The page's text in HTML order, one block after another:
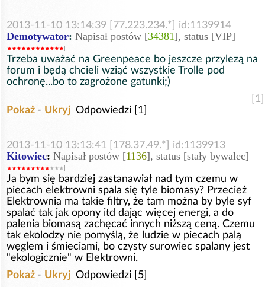
2013-11-10 13:14:39 [77.223.234.*] id:1139914
Demotywator: Napisał postów [34381], status [VIP]
Trzeba uważać na Greenpeace bo jeszcze przylezą na
forum i będą chcieli wziąć wszystkie Trolle pod
ochronę...bo to zagrożone gatunki;)
[1]
Pokaż - Ukryj Odpowiedzi [1]
2013-11-10 13:13:41 [178.37.49.*] id:1139913
Kitowiec: Napisał postów [1136], status [stały bywalec]
Ja bym się bardziej zastanawiał nad tym czemu w
piecach elektrowni spala się tyle biomasy? Przecież
Elektrownia ma takie filtry, że tam można by byle syf
spalać tak jak opony itd dając więcej energi, a do
palenia biomasą zachęcać innych niższą ceną. Czemu
tak ekolodzy nie pomyślą, że ludzie w piecach palą
węglem i śmieciami, bo czysty surowiec spalany jest
"ekologicznie" w Elektrowni.
Pokaż - Ukryj Odpowiedzi [5]